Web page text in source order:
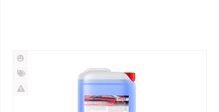
Új
termék
%